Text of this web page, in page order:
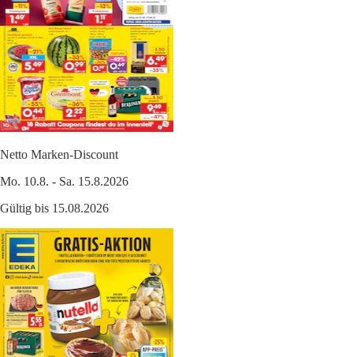
Netto Marken-Discount
Mo. 10.8. - Sa. 15.8.2026
Gültig bis 15.08.2026